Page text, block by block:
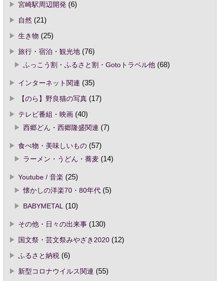
宮崎駅周辺開発(6)
自然 (21)
生き物 (25)
旅行・宿泊・観光地(76)
ふっこう割・ふるさと割・Gotoトラベル他(68)
インターネット関連 (35)
【のら】野良猫の写真(17)
テレビ番組・映画(40)
西郷どん・西郷隆盛関連 (7)
食べ物・美味しいもの(57)
ラーメン・うどん・蕎麦(14)
Youtube / 音楽 (25)
懐かしの洋楽70・80年代(5)
BABYMETAL(10)
その他・日々の出来事(130)
国文祭・芸文祭みやざき2020(12)
ふるさと納税(6)
新型コロナウイルス関連 (55)